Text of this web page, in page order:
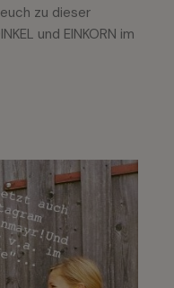
zu dieser
und EINKORN im